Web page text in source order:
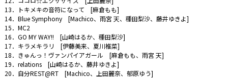
13．トキメキの音符になって [麻倉もも]
14．Blue Symphony [Machico、雨宮 天、種田梨沙、藤井ゆきよ]
15．MC2
16．GO MY WAY!! [山崎はるか、種田梨沙]
17．キラメキラリ [伊藤美来、夏川椎菜]
18．きゅんっ！ヴァンパイアガール [麻倉もも、雨宮 天]
19．relations [山崎はるか、藤井ゆきよ]
20．自分REST@RT [Machico、上田麗奈、郁原ゆう]